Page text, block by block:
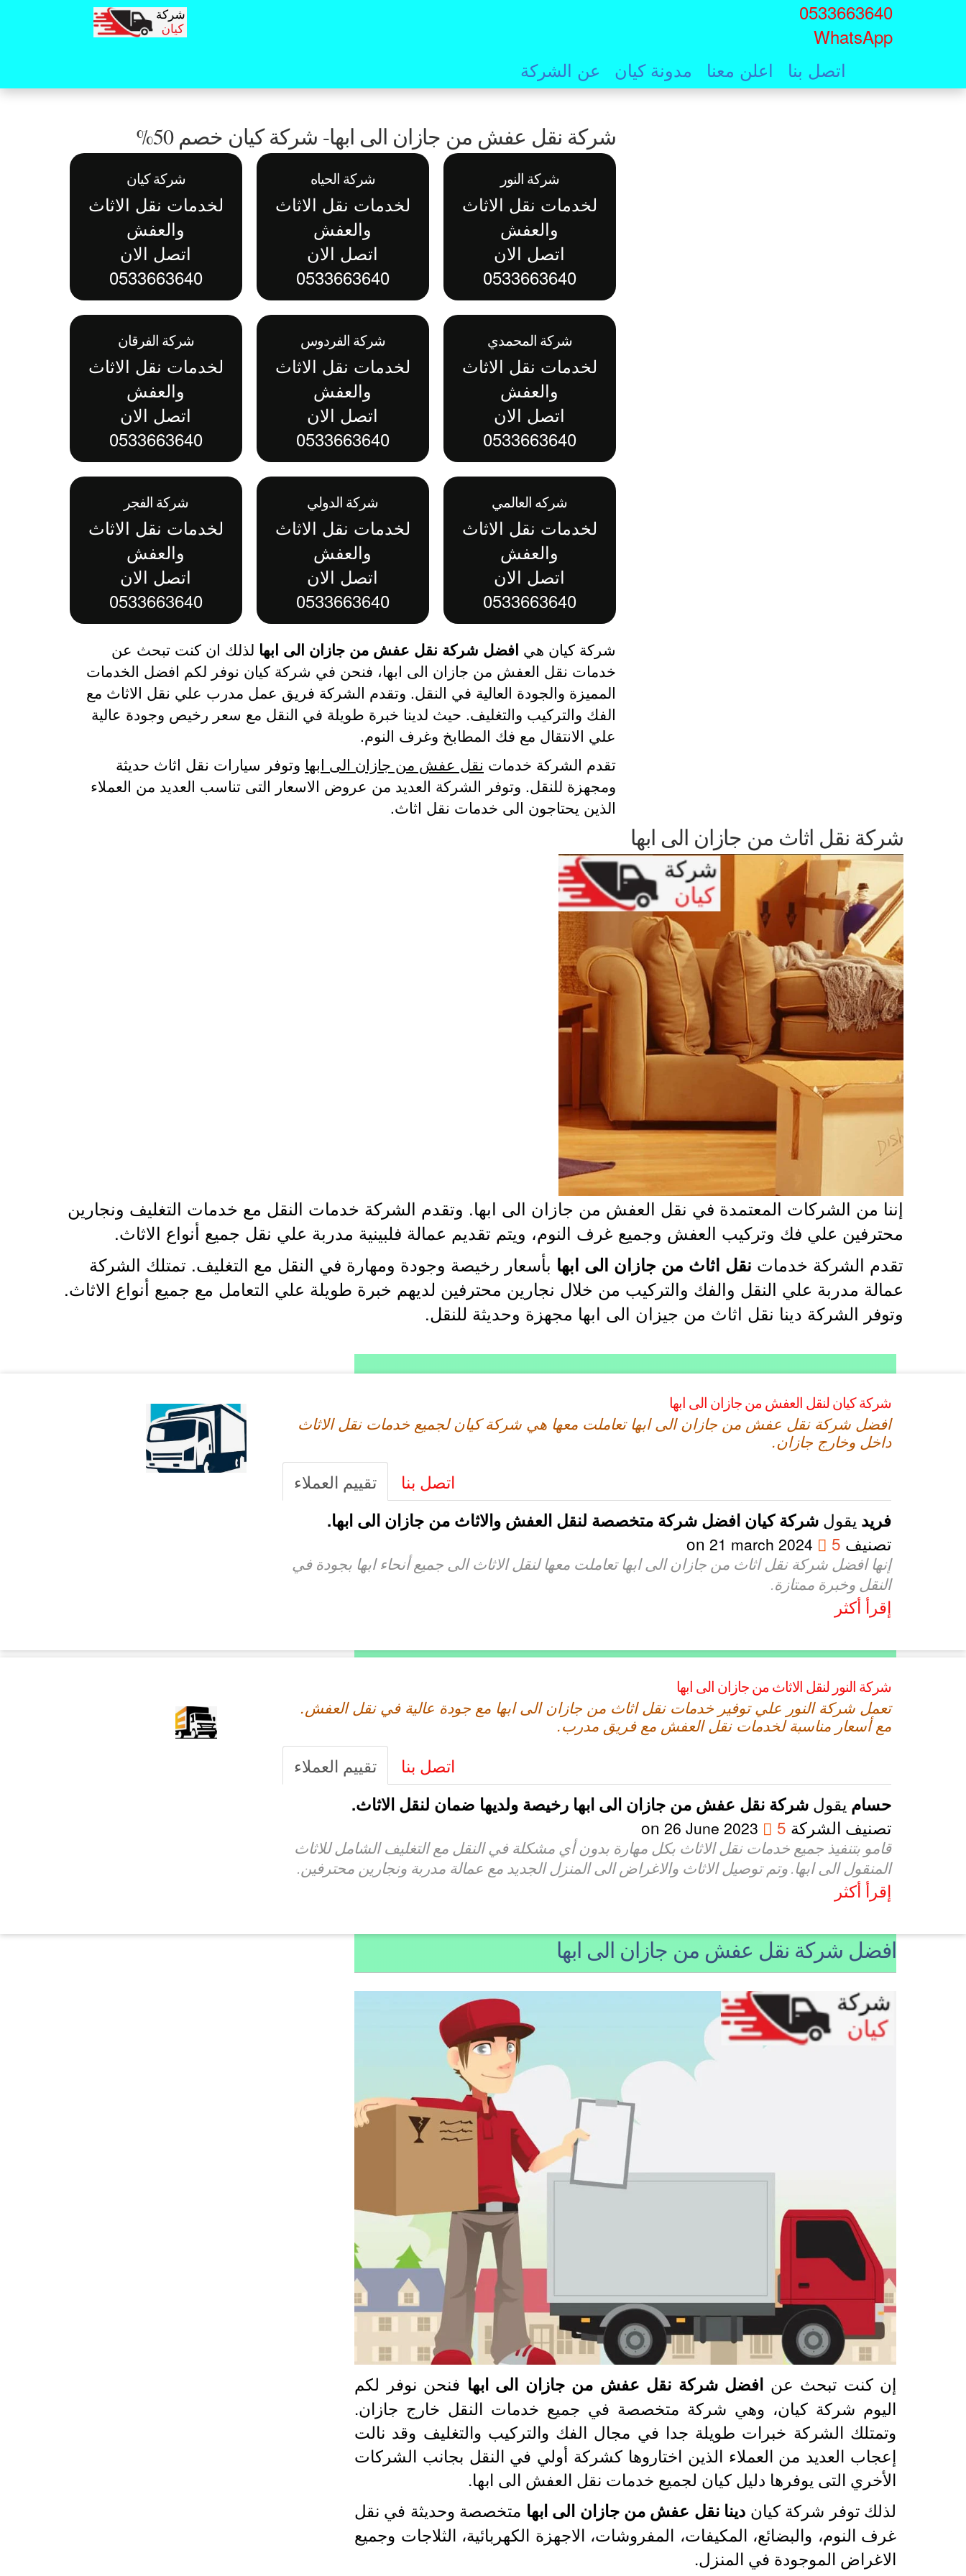
content
0533663640
WhatsApp
عن الشركة
مدونة كيان اعلن معنا اتصل بنا
شركة نقل عفش من جازان الى ابها- شركة كيان خصم 50%
شركة كيان
لخدمات نقل الاثاث
والعفش
اتصل الان
0533663640
شركة الحياه
لخدمات نقل الاثاث
والعفش
اتصل الان
0533663640
شركة النور
لخدمات نقل الاثاث
والعفش
اتصل الان
0533663640
شركة الفرقان
لخدمات نقل الاثاث
والعفش
اتصل الان
0533663640
شركة الفردوس
لخدمات نقل الاثاث
والعفش
اتصل الان
0533663640
شركة المحمدي
لخدمات نقل الاثاث
والعفش
اتصل الان
0533663640
شركة الفجر
لخدمات نقل الاثاث
والعفش
اتصل الان
0533663640
شركة الدولي
لخدمات نقل الاثاث
والعفش
اتصل الان
0533663640
شركه العالمي
لخدمات نقل الاثاث
والعفش
اتصل الان
0533663640
شركة كيان هي افضل شركة نقل عفش من جازان الى ابها لذلك ان كنت تبحث عن
خدمات نقل العفش من جازان الى ابها، فنحن في شركة كيان نوفر لكم افضل الخدمات
المميزة والجودة العالية في النقل. وتقدم الشركة فريق عمل مدرب علي نقل الاثاث مع
الفك والتركيب والتغليف. حيث لدينا خبرة طويلة في النقل مع سعر رخيص وجودة عالية
علي الانتقال مع فك المطابخ وغرف النوم.
تقدم الشركة خدمات نقل عفش من جازان الى ابها وتوفر سيارات نقل اثاث حديثة
ومجهزة للنقل. وتوفر الشركة العديد من عروض الاسعار التى تناسب العديد من العملاء
الذين يحتاجون الى خدمات نقل اثاث.
شركة نقل اثاث من جازان الى ابها
إننا من الشركات المعتمدة في نقل العفش من جازان الى ابها. وتقدم الشركة خدمات النقل مع خدمات التغليف ونجارين
محترفين علي فك وتركيب العفش وجميع غرف النوم، ويتم تقديم عمالة فلبينية مدربة علي نقل جميع أنواع الاثاث.
تقدم الشركة خدمات نقل اثاث من جازان الى ابها بأسعار رخيصة وجودة ومهارة في النقل مع التغليف. تمتلك الشركة
عمالة مدربة علي النقل والفك والتركيب من خلال نجارين محترفين لديهم خبرة طويلة علي التعامل مع جميع أنواع الاثاث.
وتوفر الشركة دينا نقل اثاث من جيزان الى ابها مجهزة وحديثة للنقل.
شركة كيان لنقل العفش من جازان الى ابها
افضل شركة نقل عفش من جازان الى ابها تعاملت معها هي شركة كيان لجميع خدمات نقل الاثاث
داخل وخارج جازان.
تقييم العملاء
اتصل بنا
فريد يقولشركة كيان افضل شركة متخصصة لنقل العفش والاثاث من جازان الى ابها.
تصنيف 5
21 march 2024
إنها افضل شركة نقل اثاث من جازان الى ابها تعاملت معها لنقل الاثاث الى جميع أنحاء ابها بجودة في
النقل وخبرة ممتازة.
إقرأ أكثر
شركة النور لنقل الاثاث من جازان الى ابها
تعمل شركة النور علي توفير خدمات نقل اثاث من جازان الى ابها مع جودة عالية في نقل العفش.
مع أسعار مناسبة لخدمات نقل العفش مع فريق مدرب.
تقييم العملاء
اتصل بنا
حسام يقولشركة نقل عفش من جازان الى ابها رخيصة ولديها ضمان لنقل الاثاث.
تصنيف الشركة 5
26 June 2023
قامو بتنفيذ جميع خدمات نقل الاثاث بكل مهارة بدون أي مشكلة في النقل مع التغليف الشامل للاثاث
المنقول الى ابها. وتم توصيل الاثاث والاغراض الى المنزل الجديد مع عمالة مدربة ونجارين محترفين.
إقرأ أكثر
افضل شركة نقل عفش من جازان الى ابها
إن كنت تبحث عن افضل شركة نقل عفش من جازان الى ابها فنحن نوفر لكم
اليوم شركة كيان، وهي شركة متخصصة في جميع خدمات النقل خارج جازان.
وتمتلك الشركة خبرات طويلة جدا في مجال الفك والتركيب والتغليف وقد نالت
إعجاب العديد من العملاء الذين اختاروها كشركة أولي في النقل بجانب الشركات
الأخري التى يوفرها دليل كيان لجميع خدمات نقل العفش الى ابها.
لذلك توفر شركة كيان دينا نقل عفش من جازان الى ابها متخصصة وحديثة في نقل
غرف النوم، والبضائع، المكيفات، المفروشات، الاجهزة الكهربائية، الثلاجات وجميع
الاغراض الموجودة في المنزل.